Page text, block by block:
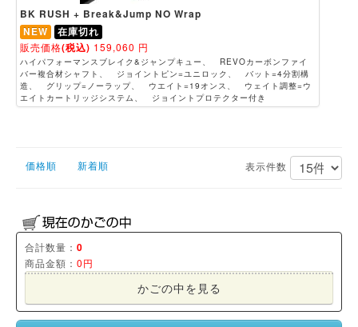
BK RUSH + Break&Jump NO Wrap
NEW
在庫切れ
販売価格(税込) 159,060 円
ハイパフォーマンスブレイク&ジャンプキュー、 REVOカーボンファイ
バー複合材シャフト、 ジョイントピン=ユニロック、 バット=4分割構
造、 グリップ=ノーラップ、 ウエイト=19オンス、 ウェイト調整=ウ
エイトカートリッジシステム、 ジョイントプロテクター付き
価格順 新着順 表示件数
合計数量： 0
商品金額： 0円
かごの中を見る